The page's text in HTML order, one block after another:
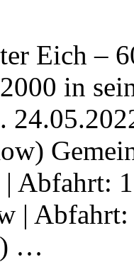
Eich –
in
| Abfahrt:
|
…